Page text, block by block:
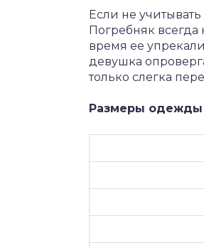
Если не
Погребняк всегда
время ее
девушка
только слегка
Размеры одежды